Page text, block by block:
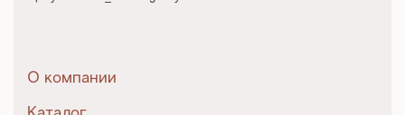
О компании